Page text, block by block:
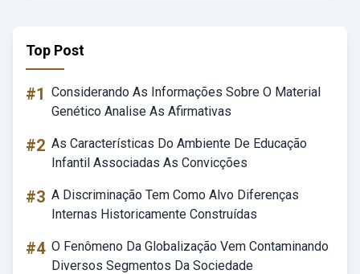
Top Post
#1 Considerando As Informações Sobre O Material
Genético Analise As Afirmativas
#2 As Características Do Ambiente De Educação
Infantil Associadas As Convicções
#3 A Discriminação Tem Como Alvo Diferenças
Internas Historicamente Construídas
#4 O Fenômeno Da Globalização Vem Contaminando
Diversos Segmentos Da Sociedade